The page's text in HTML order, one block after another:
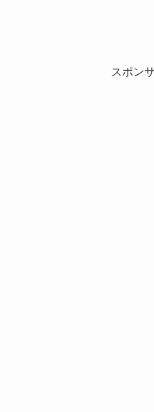
スポン